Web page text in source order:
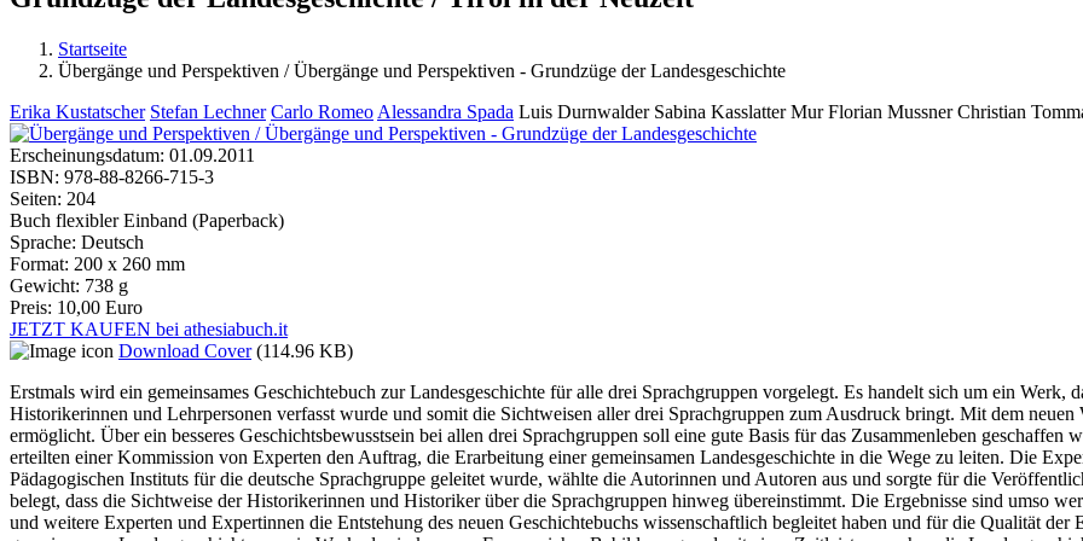
Sie sind hier
Startseite
Übergänge und Perspektiven / Übergänge und Perspektiven - Grundzüge der Landesgeschichte
Erika Kustatscher Stefan Lechner Carlo Romeo Alessandra Spada Luis Durnwalder Sabina Kasslatter Mur Florian Mussner Christian
Erscheinungsdatum: 01.09.2011
ISBN: 978-88-8266-715-3
Seiten: 204
Buch flexibler Einband (Paperback)
Sprache: Deutsch
Format: 200 x 260 mm
Gewicht: 738 g
Preis: 10,00 Euro
JETZT KAUFEN bei athesiabuch.it
Download Cover (114.96 KB)
Erstmals wird ein gemeinsames Geschichtebuch zur Landesgeschichte für alle drei Sprachgruppen vorgelegt. Es handelt sich um ein
Historikerinnen und Lehrpersonen verfasst wurde und somit die Sichtweisen aller drei Sprachgruppen zum Ausdruck bringt. Mit dem
ermöglicht. Über ein besseres Geschichtsbewusstsein bei allen drei Sprachgruppen soll eine gute Basis für das Zusammenleben
erteilten einer Kommission von Experten den Auftrag, die Erarbeitung einer gemeinsamen Landesgeschichte in die Wege zu leiten. Die
Pädagogischen Instituts für die deutsche Sprachgruppe geleitet wurde, wählte die Autorinnen und Autoren aus und sorgte für die
belegt, dass die Sichtweise der Historikerinnen und Historiker über die Sprachgruppen hinweg übereinstimmt. Die Ergebnisse sind umso
und weitere Experten und Expertinnen die Entstehung des neuen Geschichtebuchs wissenschaftlich begleitet haben und für die Qualität